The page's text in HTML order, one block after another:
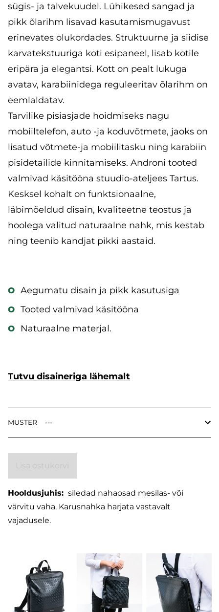
sügis- ja talvekuudel. Lühikesed sangad ja
pikk õlarihm lisavad kasutamismugavust
erinevates olukordades. Struktuurne ja siidise
karvatekstuuriga koti esipaneel, lisab kotile
eripära ja elegantsi. Kott on pealt lukuga
avatav, karabiinidega reguleeritav õlarihm on
eemlaldatav.
Tarvilike pisiasjade hoidmiseks nagu
mobiiltelefon, auto -ja koduvõtmete, jaoks on
lisatud võtmete-ja mobiilitasku ning karabiin
pisidetailide kinnitamiseks. Androni tooted
valmivad käsitööna stuudio-ateljees Tartus.
Kesksel kohalt on funktsionaalne,
läbimõeldud disain, kvaliteetne teostus ja
hoolega valitud naturaalne nahk, mis kestab
ning teenib kandjat pikki aastaid.
o Aegumatu disain ja pikk kasutusiga
o Tooted valmivad käsitööna
o Naturaalne materjal.
Tutvu disaineriga lähemalt
MUSTER
Hooldusjuhis: siledad nahaosad mesilas- või
värvitu vaha. Karusnahka harjata vastavalt
vajadusele.